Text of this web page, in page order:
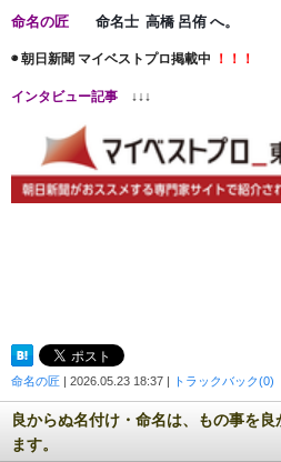
命名の匠 命名士 高橋 呂侑 へ。
◉ 朝日新聞 マイベストプロ掲載中 ！！！
インタビュー記事 ↓↓↓
命名の匠 | 2026.05.23 18:37 | トラックバック(0)
良からぬ名付け・命名は、もの事を
ます。